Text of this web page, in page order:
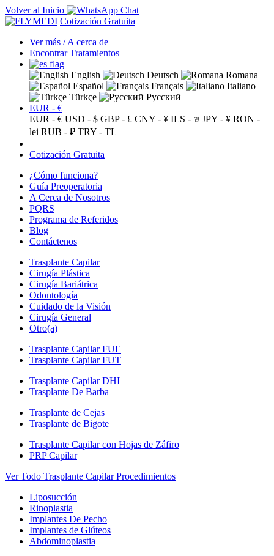
Volver al Inicio
Cotización Gratuita
Ver más / A cerca de
Encontrar Tratamientos
English Deutsch
Romana
Español
Français
Italiano
Türkçe
Русский
EUR - €
EUR - € USD - $ GBP - £ CNY - ¥ ILS - ₪ JPY - ¥ RON -
lei RUB - ₽ TRY - TL
Cotización Gratuita
¿Cómo funciona?
Guía Preoperatoria
A Cerca de Nosotros
PQRS
Programa de Referidos
Blog
Contáctenos
Trasplante Capilar
Cirugía Plástica
Cirugía Bariátrica
Odontología
Cuidado de la Visión
Cirugía General
Otro(a)
Trasplante Capilar FUE
Trasplante Capilar FUT
Trasplante Capilar DHI
Trasplante De Barba
Trasplante de Cejas
Trasplante de Bigote
Trasplante Capilar con Hojas de Záfiro
PRP Capilar
Ver Todo Trasplante Capilar Procedimientos
Liposucción
Rinoplastia
Implantes De Pecho
Implantes de Glúteos
Abdominoplastia